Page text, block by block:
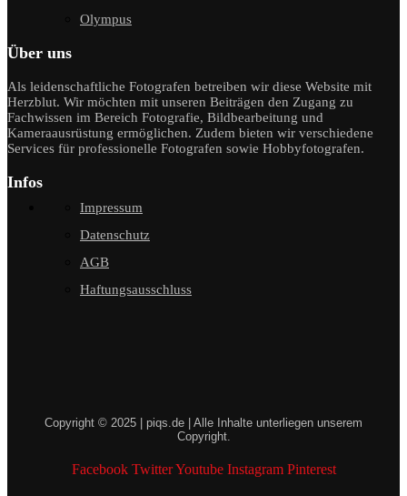
Olympus
Über uns
Als leidenschaftliche Fotografen betreiben wir diese Website mit
Herzblut. Wir möchten mit unseren Beiträgen den Zugang zu
Fachwissen im Bereich Fotografie, Bildbearbeitung und
Kameraausrüstung ermöglichen. Zudem bieten wir verschiedene
Services für professionelle Fotografen sowie Hobbyfotografen.
Infos
Impressum
Datenschutz
AGB
Haftungsausschluss
Copyright © 2025 | piqs.de | Alle Inhalte unterliegen unserem
Copyright.
Facebook Twitter Youtube Instagram Pinterest